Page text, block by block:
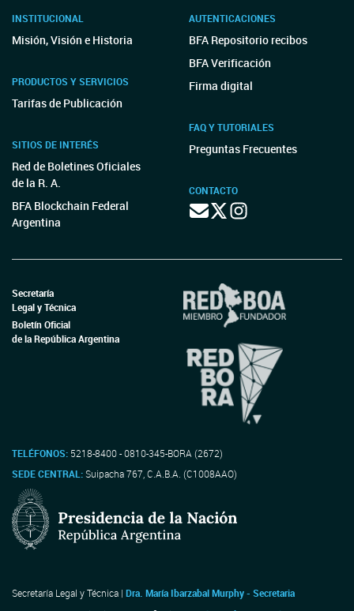
INSTITUCIONAL
Misión, Visión e Historia
PRODUCTOS Y SERVICIOS
Tarifas de Publicación
SITIOS DE INTERÉS
Red de Boletines Oficiales
de la R. A.
BFA Blockchain Federal
Argentina
AUTENTICACIONES
BFA Repositorio recibos
BFA Verificación
Firma digital
FAQ Y TUTORIALES
Preguntas Frecuentes
CONTACTO
Secretaría
Legal y Técnica
Boletín Oficial
de la República Argentina
TELÉFONOS: 5218-8400 - 0810-345-BORA (2672)
SEDE CENTRAL:Suipacha 767, C.A.B.A. (C1008AAO)
Secretaría Legal y Técnica | Dra. María Ibarzabal Murphy - Secretaria